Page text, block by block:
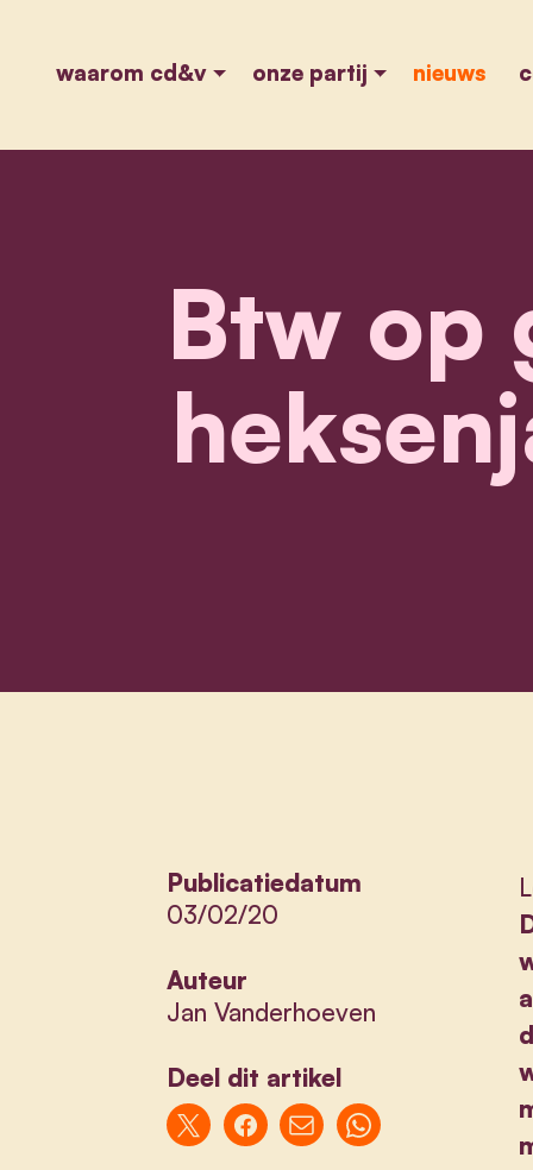
waarom cd&v onze partij nieuws
Btw op
Publicatiedatum
03/02/20
Auteur
Jan Vanderhoeven
Deel dit artikel